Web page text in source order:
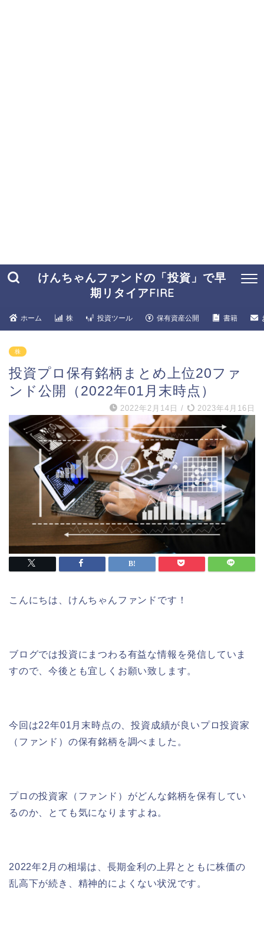
けんちゃんファンドの「投資」で早
期リタイアFIRE
ホーム 株 投資ツール 保有資産公開 書籍
株
投資プロ保有銘柄まとめ上位20ファ
ンド公開（2022年01月末時点）
2022年2月14日 / 2023年4月16日
こんにちは、けんちゃんファンドです！
ブログでは投資にまつわる有益な情報を発信していま
すので、今後とも宜しくお願い致します。
今回は22年01月末時点の、投資成績が良いプロ投資家
（ファンド）の保有銘柄を調べました。
プロの投資家（ファンド）がどんな銘柄を保有してい
るのか、とても気になりますよね。
2022年2月の相場は、長期金利の上昇とともに株価の
乱高下が続き、精神的によくない状況です。